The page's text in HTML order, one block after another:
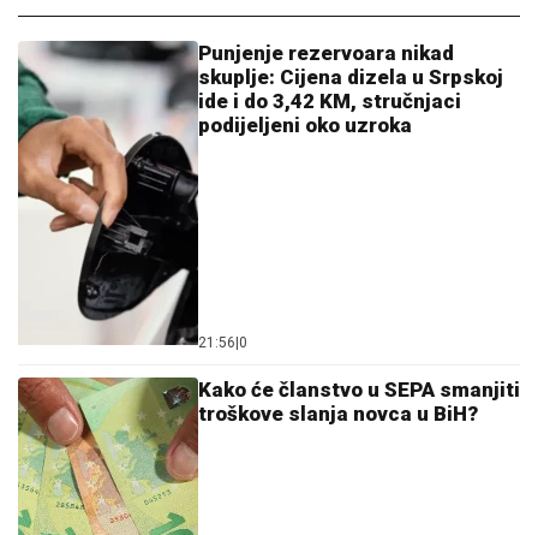
Punjenje rezervoara nikad
skuplje: Cijena dizela u Srpskoj
ide i do 3,42 KM, stručnjaci
podijeljeni oko uzroka
21:56 0
Kako će članstvo u SEPA smanjiti
troškove slanja novca u BiH?